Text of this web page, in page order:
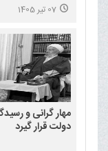
07 تیر 1405
مهار گرانی و
دولت قرار گیرد